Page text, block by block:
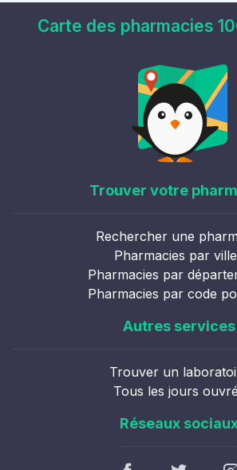
Carte des pharmacies
Trouver votre
Rechercher une
Pharmacies par
Pharmacies par
Pharmacies par code
Autres services
Trouver un
Tous les jours
Réseaux